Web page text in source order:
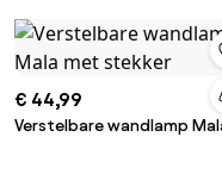
€ 44,99
Verstelbare wandlamp